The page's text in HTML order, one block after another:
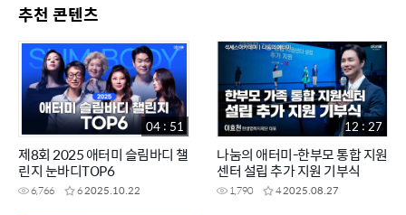
추천 콘텐츠
제8회 2025 애터미 슬림바디 챌
린지 눈바디TOP6
6,766 62025.10.22
04 : 51
나눔의 애터미-한부모 통합 지원
센터 설립 추가 지원 기부식
1,790 42025.08.27
12 : 27